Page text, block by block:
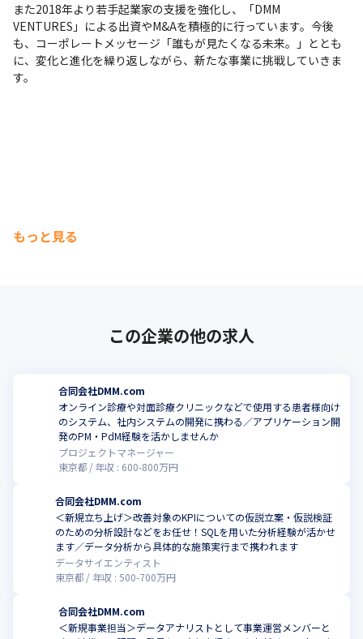
また2018年より若手起業家の支援を強化し、「DMM
VENTURES」による出資やM&Aを積極的に行っています。今後
も、コーポレートメッセージ「誰もが見たくなる未来。」ととも
に、変化と進化を繰り返しながら、新たな事業に挑戦していきま
す。
もっと見る
この企業の他の求人
合同会社DMM.com
オンライン診療や対面診療クリニックなどで使用する患者様向け
のシステム、社内システムの開発に携わる／アプリケーション開
発のPM・PdM経験を活かしませんか
プロジェクトマネージャー
東京都
年収 : 600-800万円
合同会社DMM.com
＜新規立ち上げ＞改善対象のKPIについての仮説立案・仮説検証
のための分析設計などをお任せ！SQLを用いた分析経験が活かせ
ます／データ分析から具体的な施策実行まで携われます
データサイエンティスト
東京都
年収 : 500-700万円
合同会社DMM.com
＜新規事業担当＞データアナリストとして事業運営メンバーと